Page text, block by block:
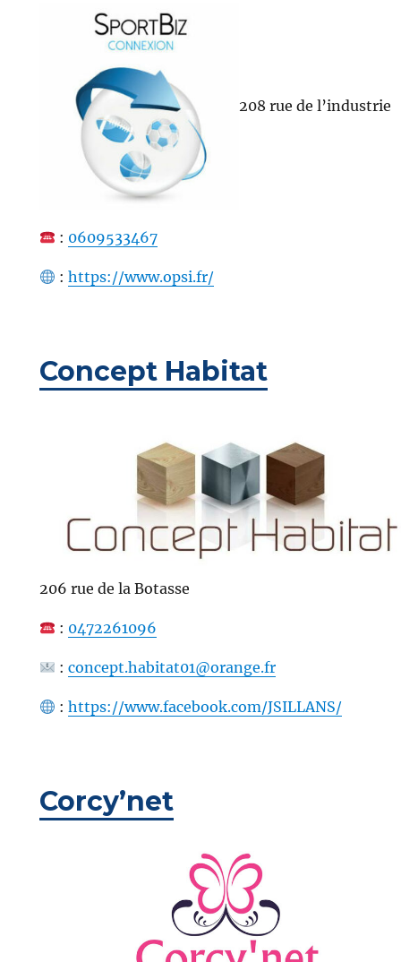
208 rue de l’industrie
: 0609533467
:https://www.opsi.fr/
Concept Habitat
206 rue de la Botasse
: 0472261096
:concept.habitat01@orange.fr
:https://www.facebook.com/JSILLANS/
Corcy’net